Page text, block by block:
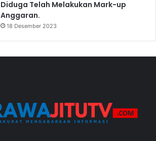
Diduga Telah Melakukan Mark-up
Anggaran.
18 Desember 2023